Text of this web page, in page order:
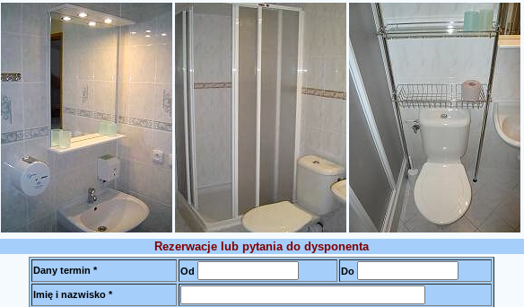
Rezerwacje lub pytania do dysponenta
Dany termin * Od Do
Imię i nazwisko *